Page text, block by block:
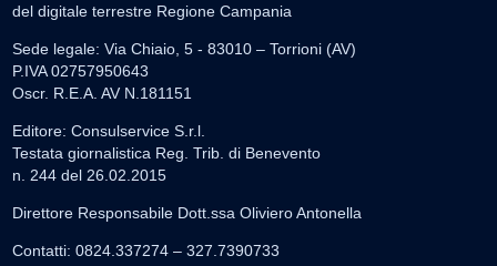
del digitale terrestre Regione Campania
Sede legale: Via Chiaio, 5 - 83010 – Torrioni (AV)
P.IVA 02757950643
Oscr. R.E.A. AV N.181151
Editore: Consulservice S.r.l.
Testata giornalistica Reg. Trib. di Benevento
n. 244 del 26.02.2015
Direttore Responsabile Dott.ssa Oliviero Antonella
Contatti: 0824.337274 – 327.7390733